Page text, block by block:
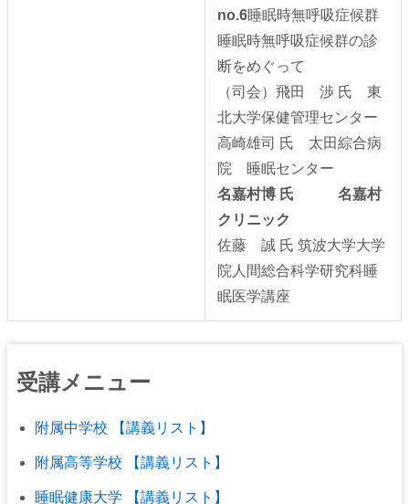
no.6睡眠時無呼吸症候群
睡眠時無呼吸症候群の診
断をめぐって
（司会）飛田 渉 氏 東
北大学保健管理センター
高崎雄司 氏 太田綜合病
院 睡眠センター
名嘉村博 氏 名嘉村
クリニック
佐藤 誠 氏 筑波大学大学
院人間総合科学研究科睡
眠医学講座
受講メニュー
附属中学校 【講義リスト】
附属高等学校 【講義リスト】
睡眠健康大学 【講義リスト】